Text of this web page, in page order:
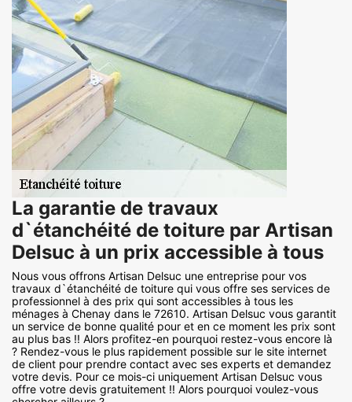
La garantie de travaux
d`étanchéité de toiture par Artisan
Delsuc à un prix accessible à tous
Nous vous offrons Artisan Delsuc une entreprise pour vos
travaux d`étanchéité de toiture qui vous offre ses services de
professionnel à des prix qui sont accessibles à tous les
ménages à Chenay dans le 72610. Artisan Delsuc vous garantit
un service de bonne qualité pour et en ce moment les prix sont
au plus bas !! Alors profitez-en pourquoi restez-vous encore là
? Rendez-vous le plus rapidement possible sur le site internet
de client pour prendre contact avec ses experts et demandez
votre devis. Pour ce mois-ci uniquement Artisan Delsuc vous
offre votre devis gratuitement !! Alors pourquoi voulez-vous